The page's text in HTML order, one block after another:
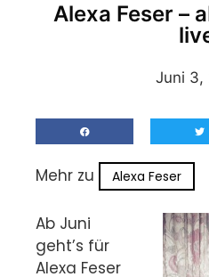
Alexa Feser –
Juni 3,
Mehr zu Alexa Feser
Ab Juni
geht’s für
Alexa Feser